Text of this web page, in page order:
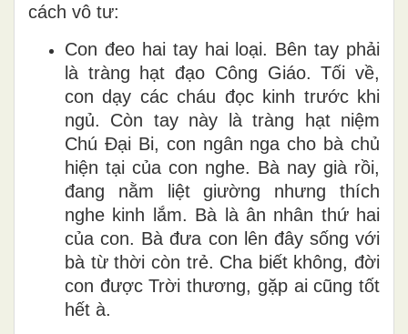
cách vô tư:
Con đeo hai tay hai loại. Bên tay phải
là tràng hạt đạo Công Giáo. Tối về,
con dạy các cháu đọc kinh trước khi
ngủ. Còn tay này là tràng hạt niệm
Chú Đại Bi, con ngân nga cho bà chủ
hiện tại của con nghe. Bà nay già rồi,
đang nằm liệt giường nhưng thích
nghe kinh lắm. Bà là ân nhân thứ hai
của con. Bà đưa con lên đây sống với
bà từ thời còn trẻ. Cha biết không, đời
con được Trời thương, gặp ai cũng tốt
hết à.